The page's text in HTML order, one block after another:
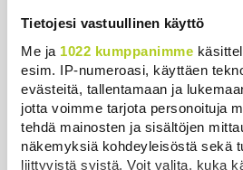
Tietojesi vastuullinen käyttö
Me ja 1022 kumppanimme
esim. IP-numeroasi, käyttäen
evästeitä, tallentamaan ja
jotta voimme tarjota personoituja
tehdä mainosten ja sisältöjen
näkemyksiä kohdeyleisöstä sekä
liittyvistä syistä. Voit valita, kuka
Uutiset
Uusimmat